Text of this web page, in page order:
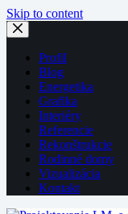
Skip to content
Profil
Blog
Energetika
Grafika
Interiéry
Referencie
Rekonštrukcie
Rodinné domy
Vizualizácia
Kontakt